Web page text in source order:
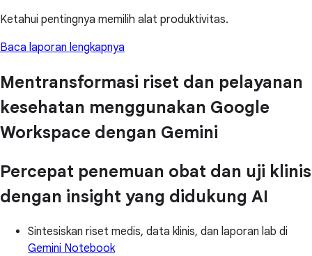
Ketahui pentingnya memilih alat produktivitas.
Baca laporan lengkapnya
Mentransformasi riset dan pelayanan
kesehatan menggunakan Google
Workspace dengan Gemini
Percepat penemuan obat dan uji klinis
dengan insight yang didukung AI
Sintesiskan riset medis, data klinis, dan laporan lab di
Gemini Notebook